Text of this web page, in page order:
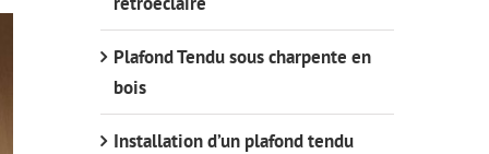
Plafond Tendu sous charpente en
bois
Installation d’un plafond tendu